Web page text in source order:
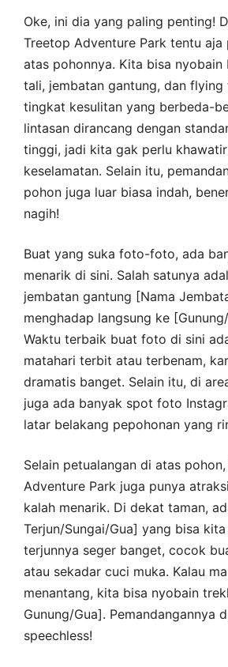
Oke, ini dia yang paling penting!
Treetop Adventure Park tentu aja
atas pohonnya. Kita bisa nyobain
tali, jembatan gantung, dan flying
tingkat kesulitan yang berbeda-
lintasan dirancang dengan
tinggi, jadi kita gak perlu
keselamatan. Selain itu,
pohon juga luar biasa indah,
nagih!
Buat yang suka foto-foto, ada
menarik di sini. Salah satunya
jembatan gantung [Nama
menghadap langsung ke
Waktu terbaik buat foto di sini
matahari terbit atau terbenam,
dramatis banget. Selain itu, di
juga ada banyak spot foto
latar belakang pepohonan yang
Selain petualangan di atas
Adventure Park juga punya
kalah menarik. Di dekat taman,
Terjun/Sungai/Gua] yang bisa
terjunnya seger banget, cocok
atau sekadar cuci muka. Kalau
menantang, kita bisa nyobain
Gunung/Gua]. Pemandangannya
speechless!